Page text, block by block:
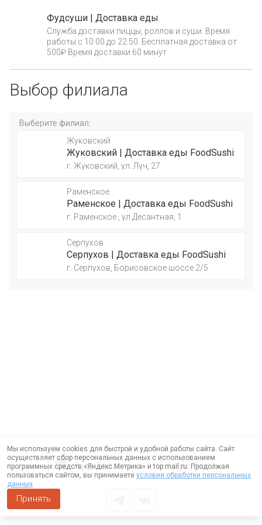
Фудсуши | Доставка еды
Служба доставки пиццы, роллов и суши. Время
работы с 10:00 до 22:50. Бесплатная доставка от
500₽ Время доставки 60 минут
Выбор филиала
Выберите филиал:
Жуковский
Жуковский | Доставка еды FoodSushi
г. Жуковский, ул. Луч, 27
Раменское
Раменское | Доставка еды FoodSushi
г. Раменское , ул Десантная, 1
Серпухов
Серпухов | Доставка еды FoodSushi
г. Серпухов, Борисовское шоссе 2/5
Мы используем cookies для быстрой и удобной работы сайта. Сайт
осуществляет сбор персональных данных с использованием
программных средств «Яндекс.Метрика» и top.mail.ru. Продолжая
пользоваться сайтом, вы принимаете условия обработки персональных
данных
Принять